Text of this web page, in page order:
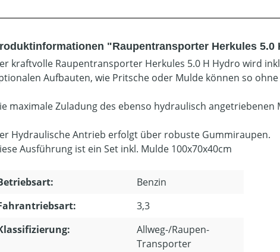
"Raupentransporter Herkules 5.0
kraftvolle Raupentransporter Herkules 5.0 H Hydro wird
Aufbauten, wie Pritsche oder Mulde können so
maximale Zuladung des ebenso hydraulisch angetriebenen
Hydraulische Antrieb erfolgt über robuste Gummiraupen.
Ausführung ist ein Set inkl. Mulde 100x70x40cm
Benzin
3,3
Allweg-/Raupen-
Transporter